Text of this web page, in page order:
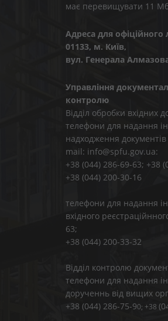
має перевищувати 11
Адреса для офіційного
01133, м. Київ,
вул. Генерала
Управління
контролю
Відділ обробки вхідних
телефони для надання
надходження
mail: info@spfu.gov.ua:
+38 (044) 286-69-63; +38
+38 (044) 200-30-16
телефони для надання
вхідного
63;
+38 (044) 200-33-32
Відділ контролю
телефони для надання
дорученнь від вищих
+38 (044) 286-75-90; +38